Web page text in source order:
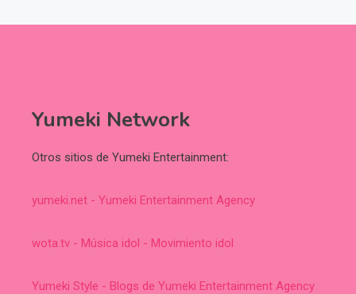
Yumeki Network
Otros sitios de Yumeki Entertainment:
yumeki.net - Yumeki Entertainment Agency
wota.tv - Música idol - Movimiento idol
Yumeki Style - Blogs de Yumeki Entertainment Agency